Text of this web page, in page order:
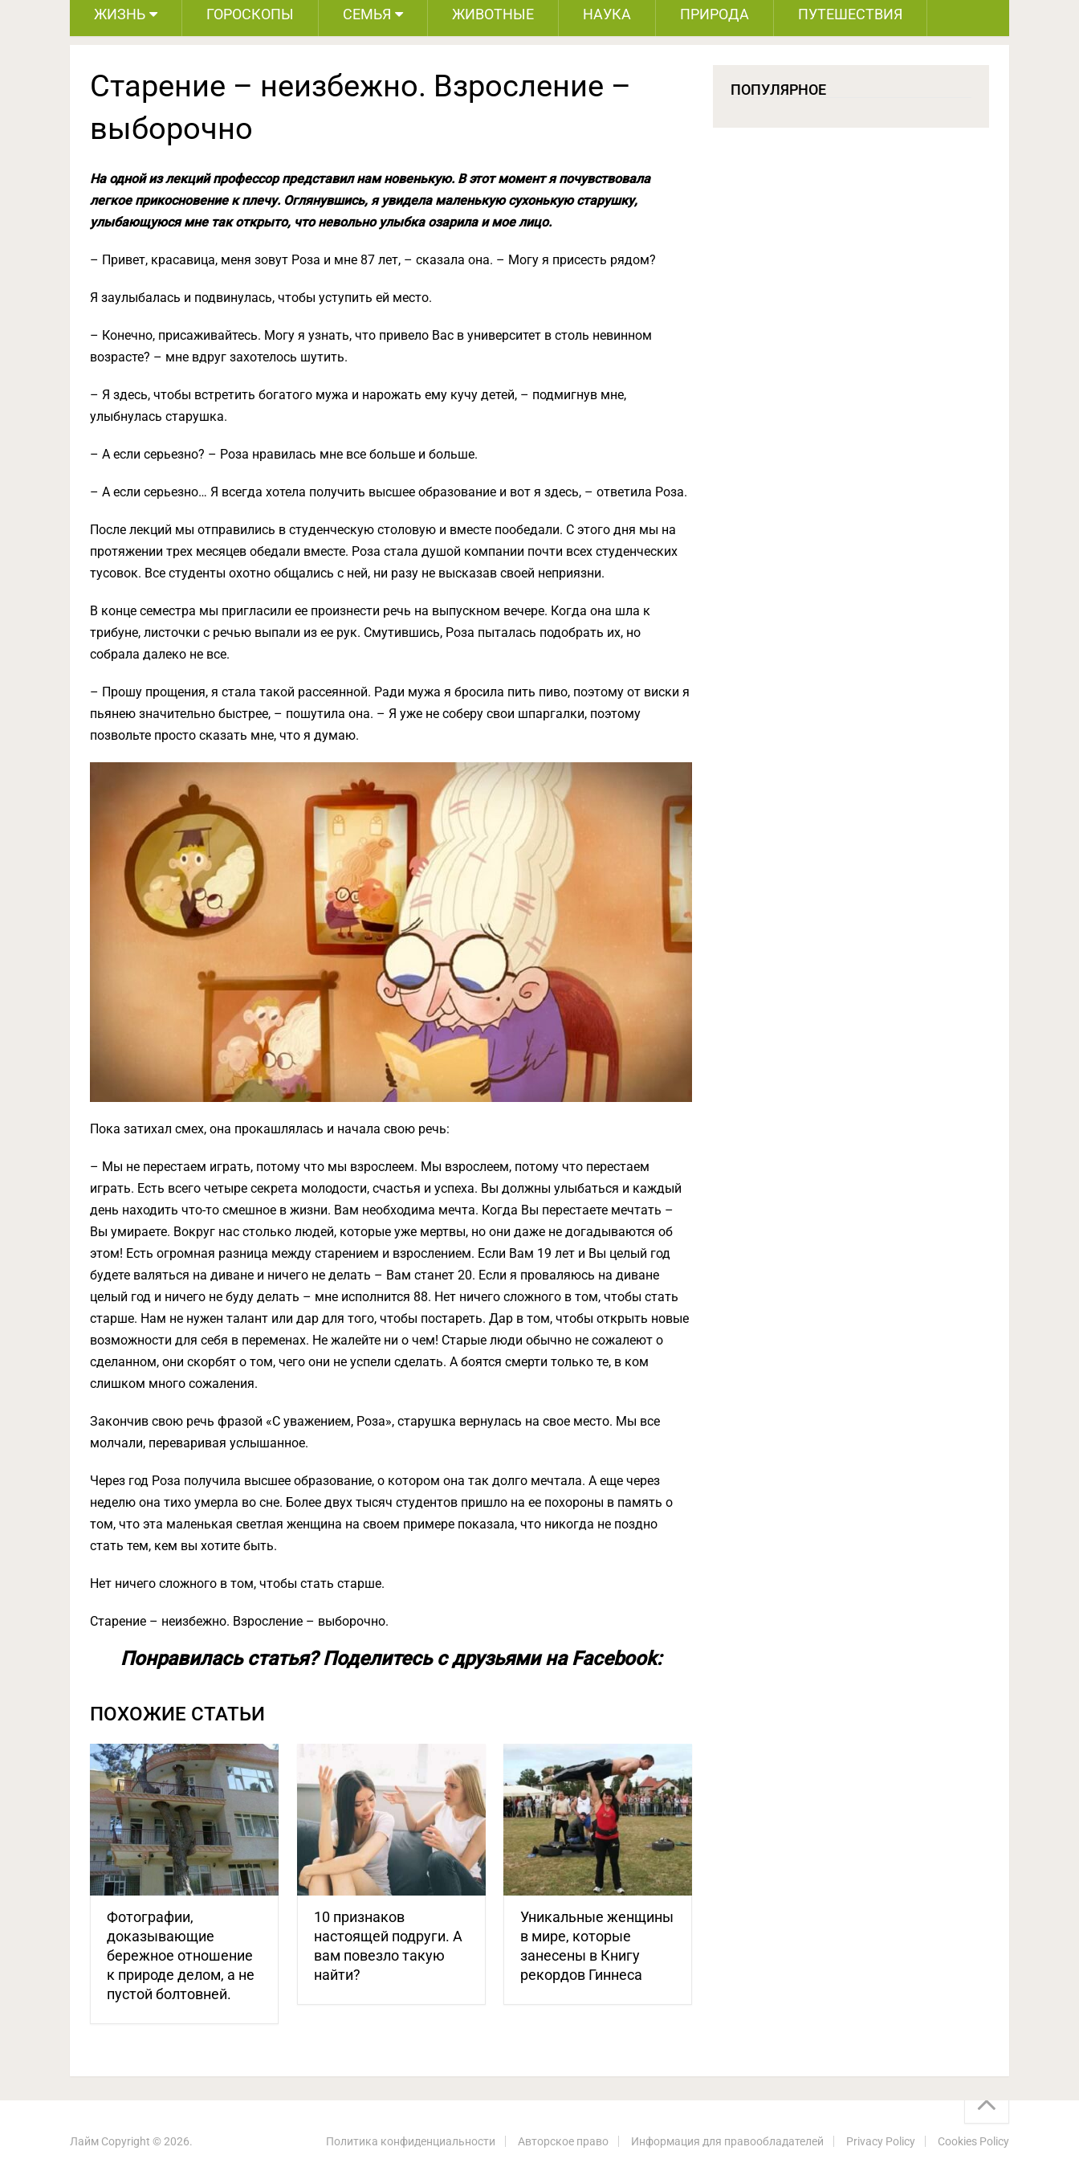
ЖИЗНЬ ГОРОСКОПЫ СЕМЬЯ ЖИВОТНЫЕ НАУКА ПРИРОДА ПУТЕШЕСТВИЯ
Cтарение – неизбежно. Взросление –
выборочно
На одной из лекций профессор представил нам новенькую. В этот момент я почувствовала
легкое прикосновение к плечу. Оглянувшись, я увидела маленькую сухонькую старушку,
улыбающуюся мне так открыто, что невольно улыбка озарила и мое лицо.
– Привет, красавица, меня зовут Роза и мне 87 лет, – сказала она. – Могу я присесть рядом?
Я заулыбалась и подвинулась, чтобы уступить ей место.
– Конечно, присаживайтесь. Могу я узнать, что привело Вас в университет в столь невинном
возрасте? – мне вдруг захотелось шутить.
– Я здесь, чтобы встретить богатого мужа и нарожать ему кучу детей, – подмигнув мне,
улыбнулась старушка.
– А если серьезно? – Роза нравилась мне все больше и больше.
– А если серьезно… Я всегда хотела получить высшее образование и вот я здесь, – ответила Роза.
После лекций мы отправились в студенческую столовую и вместе пообедали. С этого дня мы на
протяжении трех месяцев обедали вместе. Роза стала душой компании почти всех студенческих
тусовок. Все студенты охотно общались с ней, ни разу не высказав своей неприязни.
В конце семестра мы пригласили ее произнести речь на выпускном вечере. Когда она шла к
трибуне, листочки с речью выпали из ее рук. Смутившись, Роза пыталась подобрать их, но
собрала далеко не все.
– Прошу прощения, я стала такой рассеянной. Ради мужа я бросила пить пиво, поэтому от виски я
пьянею значительно быстрее, – пошутила она. – Я уже не соберу свои шпаргалки, поэтому
позвольте просто сказать мне, что я думаю.
Пока затихал смех, она прокашлялась и начала свою речь:
– Мы не перестаем играть, потому что мы взрослеем. Мы взрослеем, потому что перестаем
играть. Есть всего четыре секрета молодости, счастья и успеха. Вы должны улыбаться и каждый
день находить что-то смешное в жизни. Вам необходима мечта. Когда Вы перестаете мечтать –
Вы умираете. Вокруг нас столько людей, которые уже мертвы, но они даже не догадываются об
этом! Есть огромная разница между старением и взрослением. Если Вам 19 лет и Вы целый год
будете валяться на диване и ничего не делать – Вам станет 20. Если я проваляюсь на диване
целый год и ничего не буду делать – мне исполнится 88. Нет ничего сложного в том, чтобы стать
старше. Нам не нужен талант или дар для того, чтобы постареть. Дар в том, чтобы открыть новые
возможности для себя в переменах. Не жалейте ни о чем! Старые люди обычно не сожалеют о
сделанном, они скорбят о том, чего они не успели сделать. А боятся смерти только те, в ком
слишком много сожаления.
Закончив свою речь фразой «С уважением, Роза», старушка вернулась на свое место. Мы все
молчали, переваривая услышанное.
Через год Роза получила высшее образование, о котором она так долго мечтала. А еще через
неделю она тихо умерла во сне. Более двух тысяч студентов пришло на ее похороны в память о
том, что эта маленькая светлая женщина на своем примере показала, что никогда не поздно
стать тем, кем вы хотите быть.
Нет ничего сложного в том, чтобы стать старше.
Cтарение – неизбежно. Взросление – выборочно.
Понравилась статья? Поделитесь с друзьями на Facebook:
ПОХОЖИЕ СТАТЬИ
Фотографии,
доказывающие
бережное отношение
к природе делом, а не
пустой болтовней.
10 признаков
настоящей подруги. А
вам повезло такую
найти?
Уникальные женщины
в мире, которые
занесены в Книгу
рекордов Гиннеса
ПОПУЛЯРНОЕ
Лайм Copyright © 2026. Политика конфиденциальности Авторское право Информация для правообладателей Privacy Policy Cookies Policy